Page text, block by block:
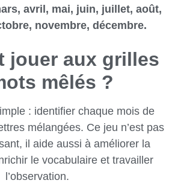
avril, mai, juin, juillet, août,
novembre, décembre.
jouer aux grilles
mêlés ?
: identifier chaque mois de
mélangées. Ce jeu n’est pas
il aide aussi à améliorer la
le vocabulaire et travailler
l’observation.